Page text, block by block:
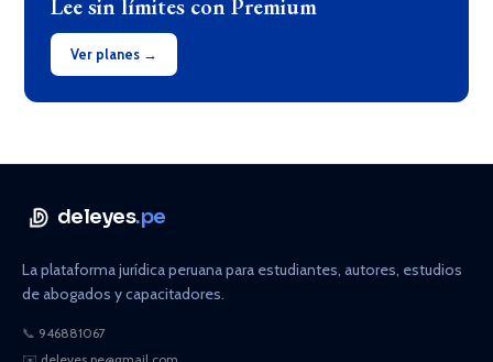
Lee sin límites con Premium
Ver planes →
deleyes.pe
La plataforma jurídica peruana para estudiantes, autores, estudios
de abogados y capacitadores.
📞 946881067